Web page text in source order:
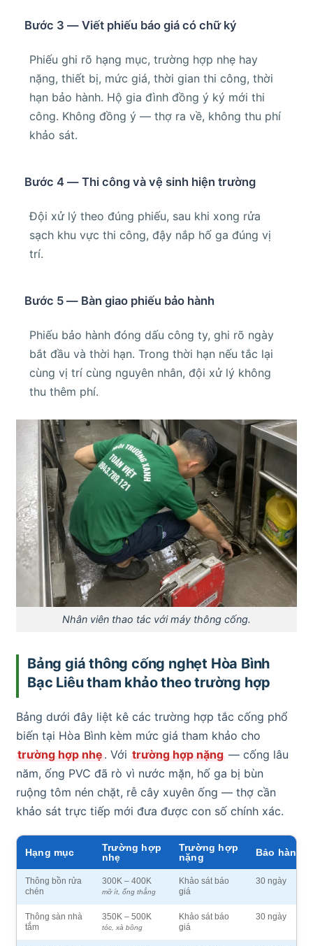
Bước 3 — Viết phiếu báo giá có chữ ký
Phiếu ghi rõ hạng mục, trường hợp nhẹ hay
nặng, thiết bị, mức giá, thời gian thi công, thời
hạn bảo hành. Hộ gia đình đồng ý ký mới thi
công. Không đồng ý — thợ ra về, không thu phí
khảo sát.
Bước 4 — Thi công và vệ sinh hiện trường
Đội xử lý theo đúng phiếu, sau khi xong rửa
sạch khu vực thi công, đậy nắp hố ga đúng vị
trí.
Bước 5 — Bàn giao phiếu bảo hành
Phiếu bảo hành đóng dấu công ty, ghi rõ ngày
bắt đầu và thời hạn. Trong thời hạn nếu tắc lại
cùng vị trí cùng nguyên nhân, đội xử lý không
thu thêm phí.
Nhân viên thao tác với máy thông cống.
Bảng giá thông cống nghẹt Hòa Bình
Bạc Liêu tham khảo theo trường hợp
Bảng dưới đây liệt kê các trường hợp tắc cống phổ
biến tại Hòa Bình kèm mức giá tham khảo cho
trường hợp nhẹ . Với trường hợp nặng — cống lâu
năm, ống PVC đã rò vì nước mặn, hố ga bị bùn
ruộng tôm nén chặt, rễ cây xuyên ống — thợ cần
khảo sát trực tiếp mới đưa được con số chính xác.
Hạng mục
Trường hợp
nhẹ
Trường hợp
nặng
Bảo hành
Thông bồn rửa
chén
300K – 400K
mỡ ít, ống thẳng
Khảo sát báo
giá
30 ngày
Thông sàn nhà
tắm
350K – 500K
tóc, xà bông
Khảo sát báo
giá
30 ngày